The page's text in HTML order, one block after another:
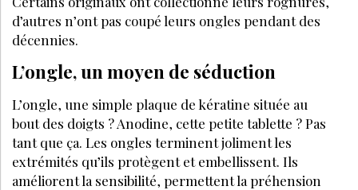
PARTAGEZ SUR :
PAR MICHÈLE DE LATTRE
DIRECTRICE RÉDACTION LES NOUVELLES
ESTHÉTIQUES